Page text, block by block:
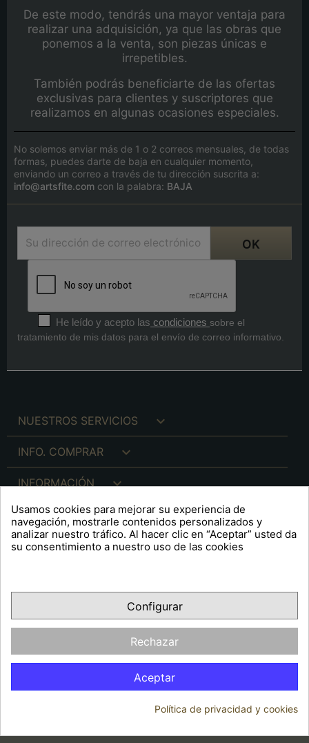
De este modo, tendrás una mayor ventaja para
realizar una adquisición, ya que las obras que
ponemos a la venta, son piezas únicas e
irrepetibles.
También podrás beneficiarte de las ofertas
exclusivas para clientes y suscriptores que
realizamos en algunas ocasiones especiales.
No solemos enviar más de 1 o 2 correos mensuales, de todas
formas, puedes darte de baja en cualquier momento,
enviando un correo a través de tu dirección suscrita a:
info@artsfite.com con la palabra: BAJA
He leído y acepto las condiciones sobre el
tratamiento de mis datos para el envío de correo informativo.
NUESTROS SERVICIOS 
INFO. COMPRAR 
INFORMACIÓN 
INFO. LEGAL 
FacebookYouTubePinterest
OPINIONES CLIENTES
Usamos cookies para mejorar su experiencia de
navegación, mostrarle contenidos personalizados y
analizar nuestro tráfico. Al hacer clic en “Aceptar” usted da
su consentimiento a nuestro uso de las cookies
Configurar
Rechazar
Aceptar
Política de privacidad y cookies